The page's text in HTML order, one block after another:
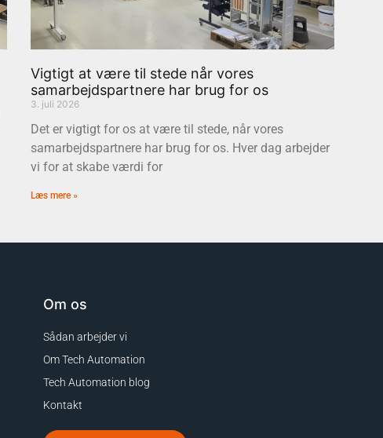
Vigtigt at være til stede når vores
samarbejdspartnere har brug for os
3. juli 2026
Det er vigtigt for os at være til stede, når vores
samarbejdspartnere har brug for os. Hver dag arbejder
vi for at skabe værdi for
Læs mere »
Om os
Sådan arbejder vi
Om Tech Automation
Tech Automation blog
Kontakt